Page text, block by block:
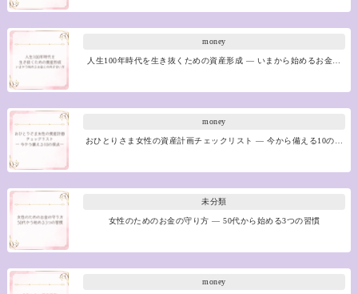
money
人生100年時代を生き抜くための資産形成 ― いまから始めるお金…
money
おひとりさま女性の資産計画チェックリスト ― 今から備える10の…
未分類
女性のためのお金の守り方 ― 50代から始める3つの習慣
money